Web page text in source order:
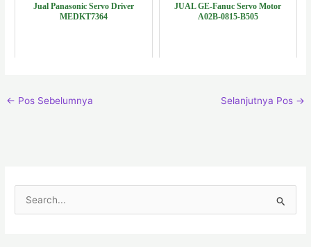
Jual Panasonic Servo Driver
MEDKT7364
JUAL GE-Fanuc Servo Motor
A02B-0815-B505
← Pos Sebelumnya Selanjutnya Pos →